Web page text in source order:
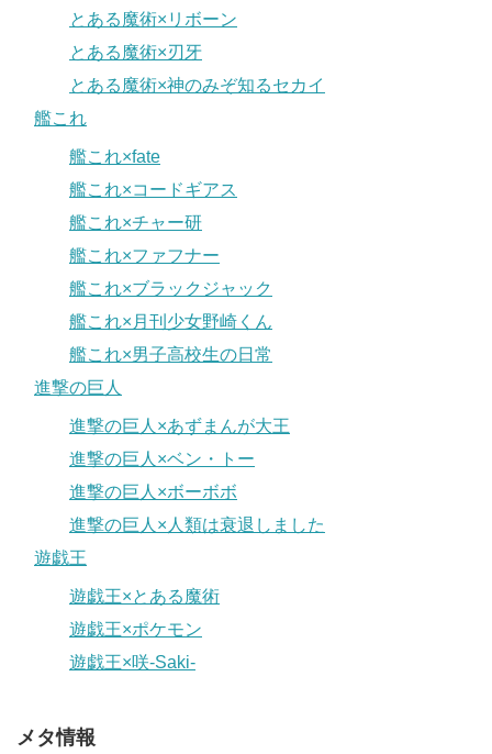
とある魔術×リボーン
とある魔術×刃牙
とある魔術×神のみぞ知るセカイ
艦これ
艦これ×fate
艦これ×コードギアス
艦これ×チャー研
艦これ×ファフナー
艦これ×ブラックジャック
艦これ×月刊少女野崎くん
艦これ×男子高校生の日常
進撃の巨人
進撃の巨人×あずまんが大王
進撃の巨人×ベン・トー
進撃の巨人×ボーボボ
進撃の巨人×人類は衰退しました
遊戯王
遊戯王×とある魔術
遊戯王×ポケモン
遊戯王×咲-Saki-
メタ情報